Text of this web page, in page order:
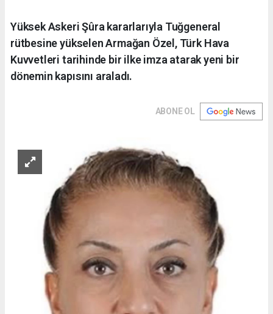
Yüksek Askeri Şûra kararlarıyla Tuğgeneral
rütbesine yükselen Armağan Özel, Türk Hava
Kuvvetleri tarihinde bir ilke imza atarak yeni bir
dönemin kapısını araladı.
ABONE OL